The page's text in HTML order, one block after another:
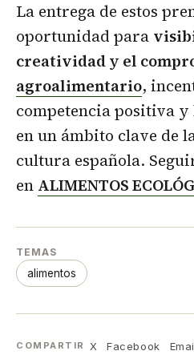
La entrega de estos
oportunidad para
creatividad y el
agroalimentario,
competencia positiva
en un ámbito clave de
cultura española.
en ALIMENTOS
TEMAS
alimentos
COMPARTIR X Facebook